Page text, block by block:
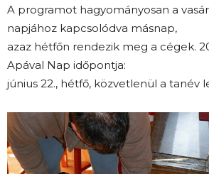
A programot hagyományosan a
napjához kapcsolódva másnap,
azaz hétfőn rendezik meg a cégek.
Apával Nap időpontja:
június 22., hétfő, közvetlenül a tanév